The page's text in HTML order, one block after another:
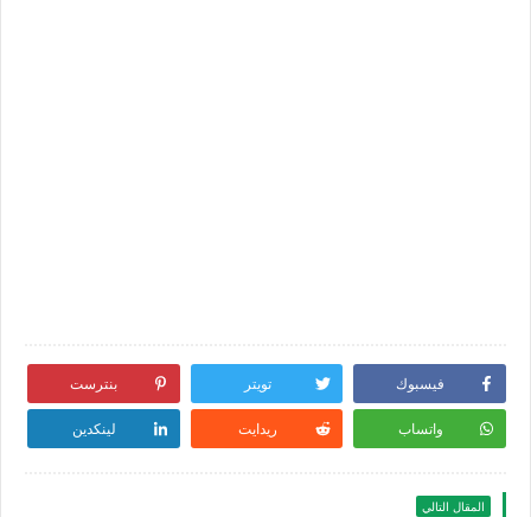
فيسبوك تويتر بنترست
واتساب ريدايت لينكدين
المقال التالي